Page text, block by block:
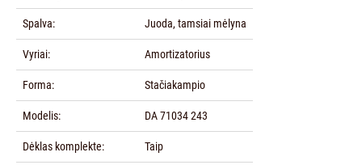
Spalva: Juoda, tamsiai mėlyna
Vyriai: Amortizatorius
Forma: Stačiakampio
Modelis: DA 71034 243
Dėklas komplekte: Taip